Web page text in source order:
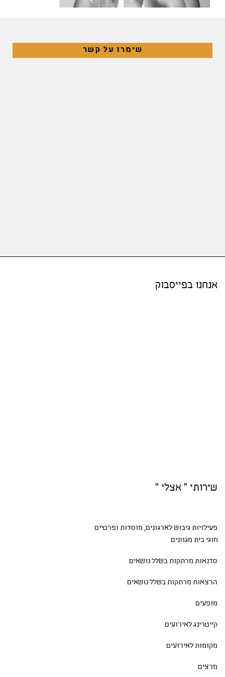
שימרו על קשר
אנחנו בפייסבוק
שירותי " אצלי "
פעילויות גיבושלארגונים, מוסדות ופרטיים
חוגי בית מגוונים
סדנאות מרתקות בשלל נושאים
הרצאות מרתקות בשלל נושאים
מופעים
קייטרינג לאירועים
מקומות לאירועים
מרצים